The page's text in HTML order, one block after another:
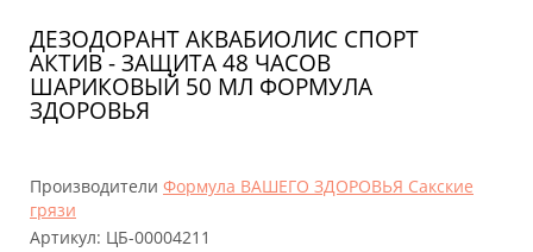
ДЕЗОДОРАНТ АКВАБИОЛИС СПОРТ
АКТИВ - ЗАЩИТА 48 ЧАСОВ
ШАРИКОВЫЙ 50 МЛ ФОРМУЛА
ЗДОРОВЬЯ
Производители Формула ВАШЕГО ЗДОРОВЬЯ Сакские
грязи
Артикул: ЦБ-00004211